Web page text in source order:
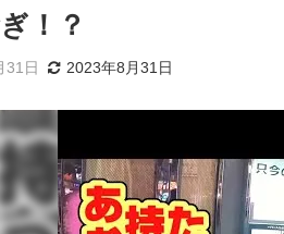
！？
31日 2023年8月31日